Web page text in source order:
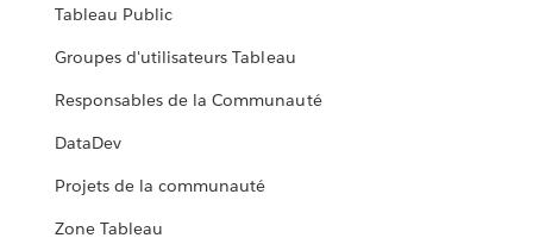
Tableau Public
Groupes d'utilisateurs Tableau
Responsables de la Communauté
DataDev
Projets de la communauté
Zone Tableau